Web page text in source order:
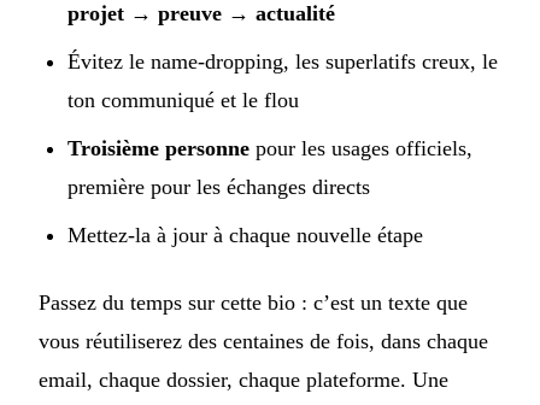
projet → preuve → actualité
Évitez le name-dropping, les superlatifs creux, le
ton communiqué et le flou
Troisième personne pour les usages officiels,
première pour les échanges directs
Mettez-la à jour à chaque nouvelle étape
Passez du temps sur cette bio : c’est un texte que
vous réutiliserez des centaines de fois, dans chaque
email, chaque dossier, chaque plateforme. Une